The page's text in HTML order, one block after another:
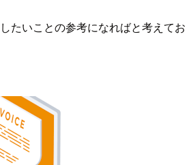
たいことの参考になればと考えてお